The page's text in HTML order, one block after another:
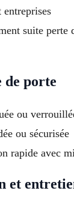
entreprises
suite perte
de porte
ou
ou sécurisée
rapide avec
et